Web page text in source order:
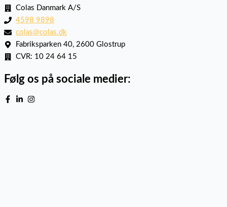
Colas Danmark A/S
4598 9898
colas@colas.dk
Fabriksparken 40, 2600 Glostrup
CVR: 10 24 64 15
Følg os på sociale medier: